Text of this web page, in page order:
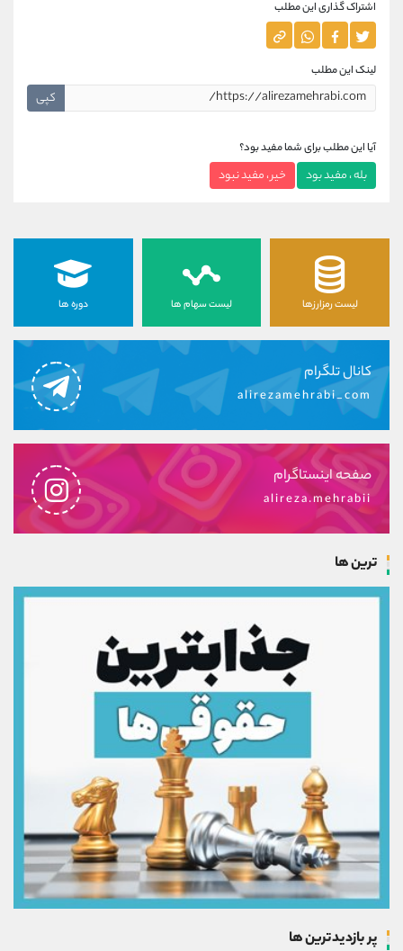
اشتراک گذاری این مطلب
لینک این مطلب
کپی
آیا این مطلب برای شما مفید بود؟
بله ، مفید بود خیر ، مفید نبود
لیست رمزارزها لیست سهام ها دوره ها
کانال تلگرام
alirezamehrabi_com
صفحه اینستاگرام
alireza.mehrabii
ترین ها
پر بازدیدترین ها